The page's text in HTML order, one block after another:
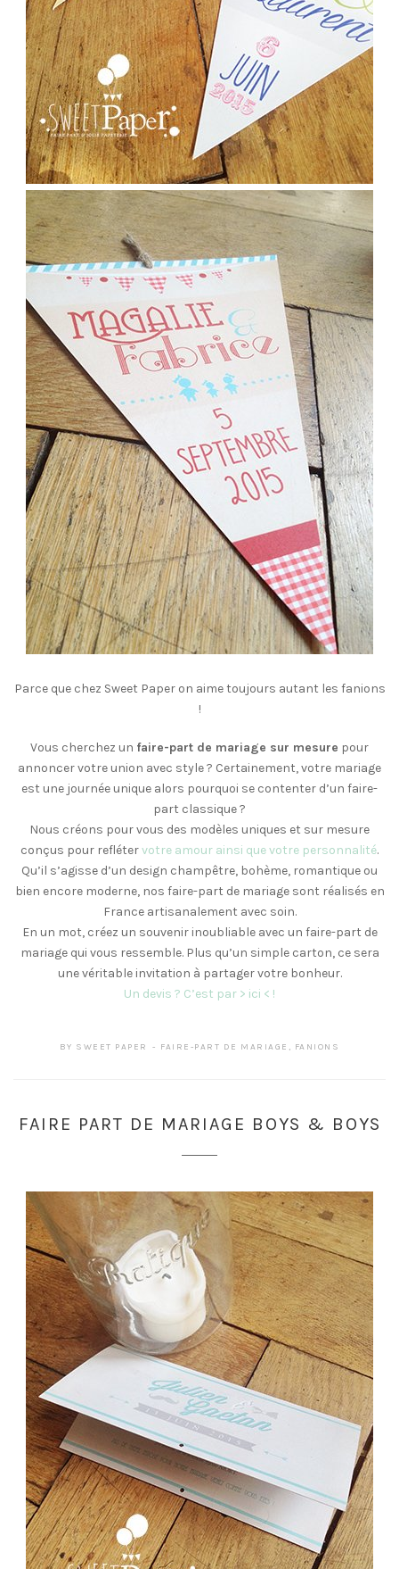
Parce que chez Sweet Paper on aime toujours autant les fanions
!
Vous cherchez un faire-part de mariage sur mesure pour
annoncer votre union avec style ? Certainement, votre mariage
est une journée unique alors pourquoi se contenter d’un faire-
part classique ?
Nous créons pour vous des modèles uniques et sur mesure
conçus pour reflétervotre amour ainsi que votre personnalité.
Qu’il s’agisse d’un design champêtre, bohème, romantique ou
bien encore moderne, nos faire-part de mariage sont réalisés en
France artisanalement avec soin.
En un mot, créez un souvenir inoubliable avec un faire-part de
mariage qui vous ressemble. Plus qu’un simple carton, ce sera
une véritable invitation à partager votre bonheur.
Un devis ? C’est par > ici < !
BY SWEET PAPER FAIRE-PART DE MARIAGE , FANIONS
FAIRE PART DE MARIAGE BOYS & BOYS